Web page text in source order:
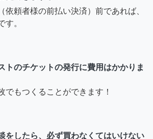
依頼者様の前払い決済）前であれば、
す。
トのチケットの発行に費用はかかりま
でもつくることができます！
をしたら、必ず買わなくてはいけない